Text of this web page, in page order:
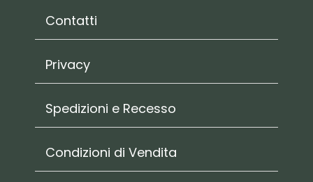
Contatti
Privacy
Spedizioni e Recesso
Condizioni di Vendita